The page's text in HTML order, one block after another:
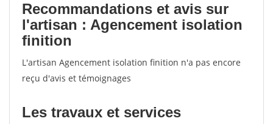
Recommandations et avis sur
l'artisan : Agencement isolation
finition
L'artisan Agencement isolation finition n'a pas encore
reçu d'avis et témoignages
Les travaux et services